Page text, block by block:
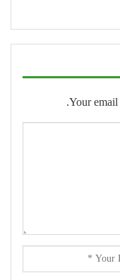
Your email